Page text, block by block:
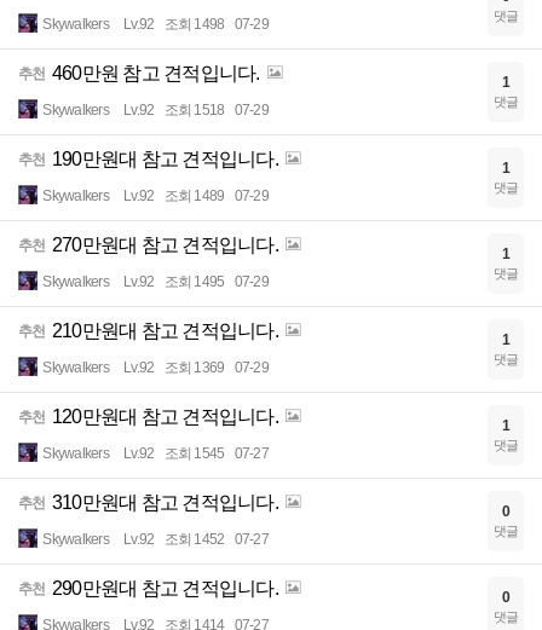
Skywalkers Lv.92 조회 1498 07-29 댓글
추천 460만원 참고 견적입니다.
Skywalkers Lv.92 조회 1518 07-29
1
댓글
추천 190만원대 참고 견적입니다.
Skywalkers Lv.92 조회 1489 07-29
1
댓글
추천 270만원대 참고 견적입니다.
Skywalkers Lv.92 조회 1495 07-29
1
댓글
추천 210만원대 참고 견적입니다.
Skywalkers Lv.92 조회 1369 07-29
1
댓글
추천 120만원대 참고 견적입니다.
Skywalkers Lv.92 조회 1545 07-27
1
댓글
추천 310만원대 참고 견적입니다.
Skywalkers Lv.92 조회 1452 07-27
0
댓글
추천 290만원대 참고 견적입니다.
Skywalkers Lv.92 조회 1414 07-27
0
댓글